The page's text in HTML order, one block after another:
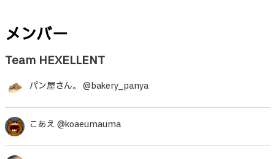
メンバー
Team HEXELLENT
パン屋さん。 @bakery_panya
こあえ @koaeumauma